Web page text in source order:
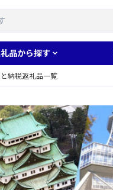
品から探す
納税返礼品一覧